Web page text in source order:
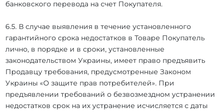
банковского перевода на счет Покупателя.
6.5. В случае выявления в течение установленного
гарантийного срока недостатков в Товаре Покупатель
лично, в порядке и в сроки, установленные
законодательством Украины, имеет право предъявить
Продавцу требования, предусмотренные Законом
Украины «О защите прав потребителей». При
предъявлении требований о безвозмездном устранении
недостатков срок на их устранение исчисляется с даты